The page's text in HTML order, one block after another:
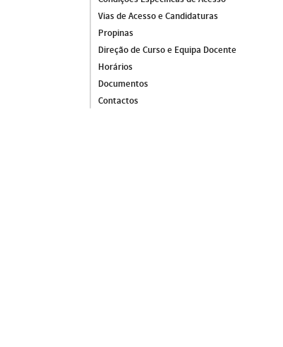
Vias de Acesso e Candidaturas
Propinas
Direção de Curso e Equipa Docente
Horários
Documentos
Contactos